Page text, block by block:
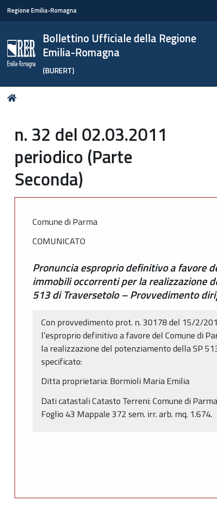
Regione Emilia-Romagna
Bollettino Ufficiale della Regione
Emilia-Romagna
(BURERT)
Tu
n. 32 del 02.03.2011
periodico (Parte
Seconda)
Comune di Parma
COMUNICATO
Pronuncia esproprio definitivo a favore
immobili occorrenti per la realizzazione
513 di Traversetolo – Provvedimento
Con provvedimento prot. n. 30178 del 15/2/
l’esproprio definitivo a favore del Comune di
la realizzazione del potenziamento della SP
specificato:
Ditta proprietaria: Bormioli Maria Emilia
Dati catastali Catasto Terreni: Comune di
Foglio 43 Mappale 372 sem. irr. arb. mq. 1.674.